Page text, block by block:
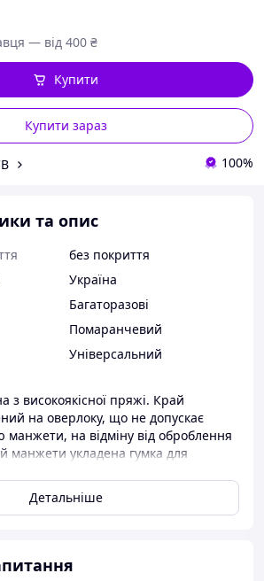
— від 400 ₴
Купити зараз
Купити
100%
та опис
без покриття
Україна
Багаторазові
Помаранчевий
Універсальний
з високоякісної пряжі. Край
на оверлоку, що не допускає
манжети, на відміну від оброблення
манжети укладена гумка для
захист для руки, а також
рукавички
Детальніше